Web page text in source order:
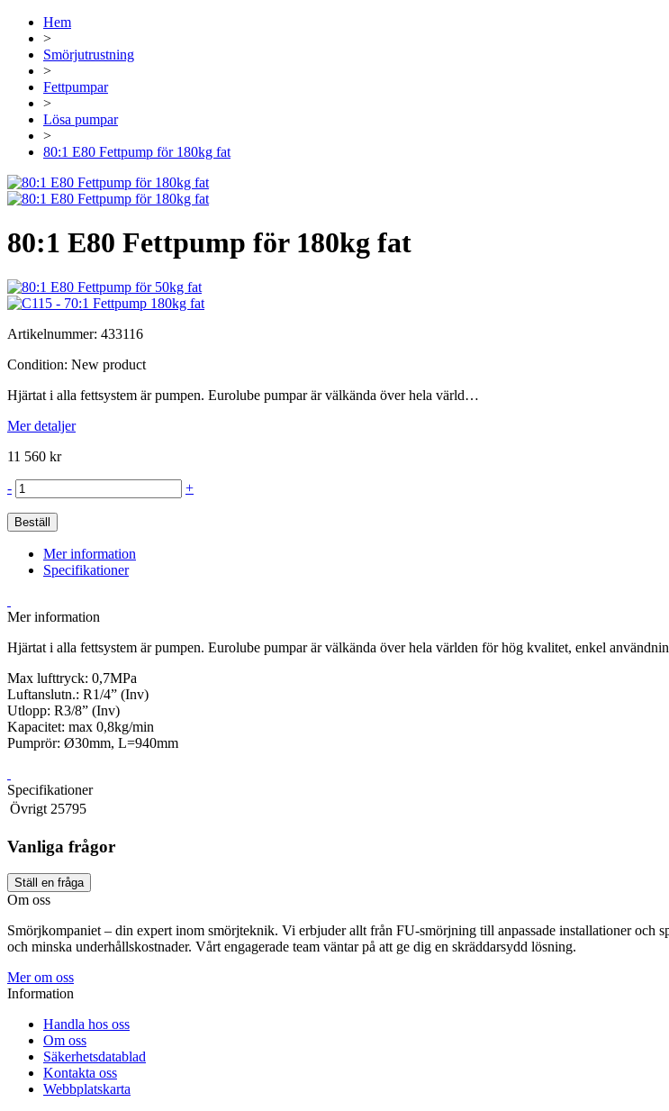
Hem
>
Smörjutrustning
>
Fettpumpar
>
Lösa pumpar
>
80:1 E80 Fettpump för 180kg fat
80:1 E80 Fettpump för 180kg fat
Artikelnummer: 433116
Condition: New product
Hjärtat i alla fettsystem är pumpen. Eurolube pumpar är välkända över hela värld…
Mer detaljer
11 560 kr
- +
Beställ
Mer information
Specifikationer
Mer information
Hjärtat i alla fettsystem är pumpen. Eurolube pumpar är välkända över hela världen för hög kvalitet, enkel
Max lufttryck: 0,7MPa
Luftanslutn.: R1/4” (Inv)
Utlopp: R3/8” (Inv)
Kapacitet: max 0,8kg/min
Pumprör: Ø30mm, L=940mm
Specifikationer
Övrigt 25795
Vanliga frågor
Ställ en fråga
Om oss
Smörjkompaniet – din expert inom smörjteknik. Vi erbjuder allt från FU-smörjning till anpassade installationer
och minska underhållskostnader. Vårt engagerade team väntar på att ge dig en skräddarsydd lösning.
Mer om oss
Information
Handla hos oss
Om oss
Säkerhetsdatablad
Kontakta oss
Webbplatskarta